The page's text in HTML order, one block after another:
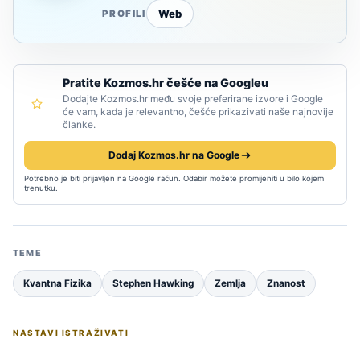
PROFILI Web
Pratite Kozmos.hr češće na Googleu
Dodajte Kozmos.hr među svoje preferirane izvore i Google
će vam, kada je relevantno, češće prikazivati naše najnovije
članke.
Dodaj Kozmos.hr na Google
Potrebno je biti prijavljen na Google račun. Odabir možete promijeniti u bilo kojem
trenutku.
TEME
Kvantna Fizika Stephen Hawking Zemlja Znanost
NASTAVI ISTRAŽIVATI